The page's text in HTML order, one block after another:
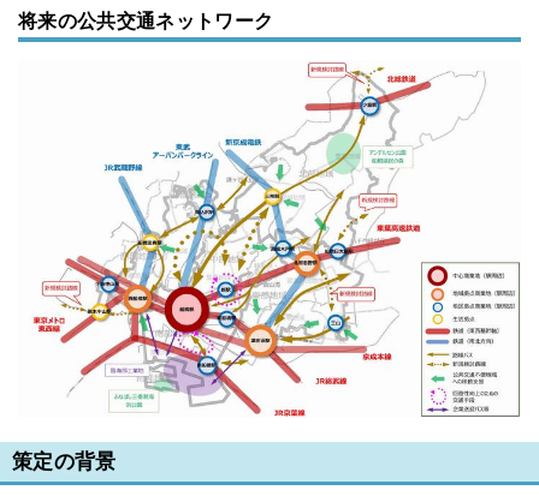
将来の公共交通ネットワーク
策定の背景